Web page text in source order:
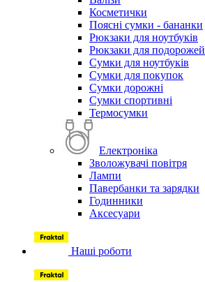
Косметички
Поясні сумки - бананки
Рюкзаки для ноутбуків
Рюкзаки для подорожей
Сумки для ноутбуків
Сумки для покупок
Сумки дорожні
Сумки спортивні
Термосумки
Електроніка
Зволожувачі повітря
Лампи
Павербанки та зарядки
Годинники
Аксесуари
Наші роботи